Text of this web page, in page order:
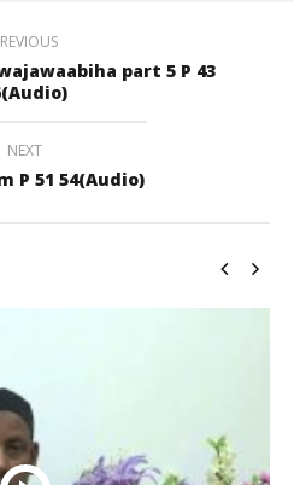
VIEWING
part 5 P 43
NEXT
P 51 54(Audio)